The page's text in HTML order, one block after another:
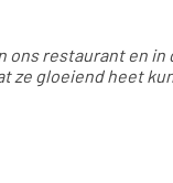
ons restaurant en
ze gloeiend heet